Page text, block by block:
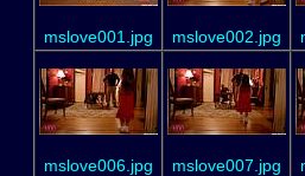
mslove001.jpg mslove002.jpg
mslove006.jpg mslove007.jpg